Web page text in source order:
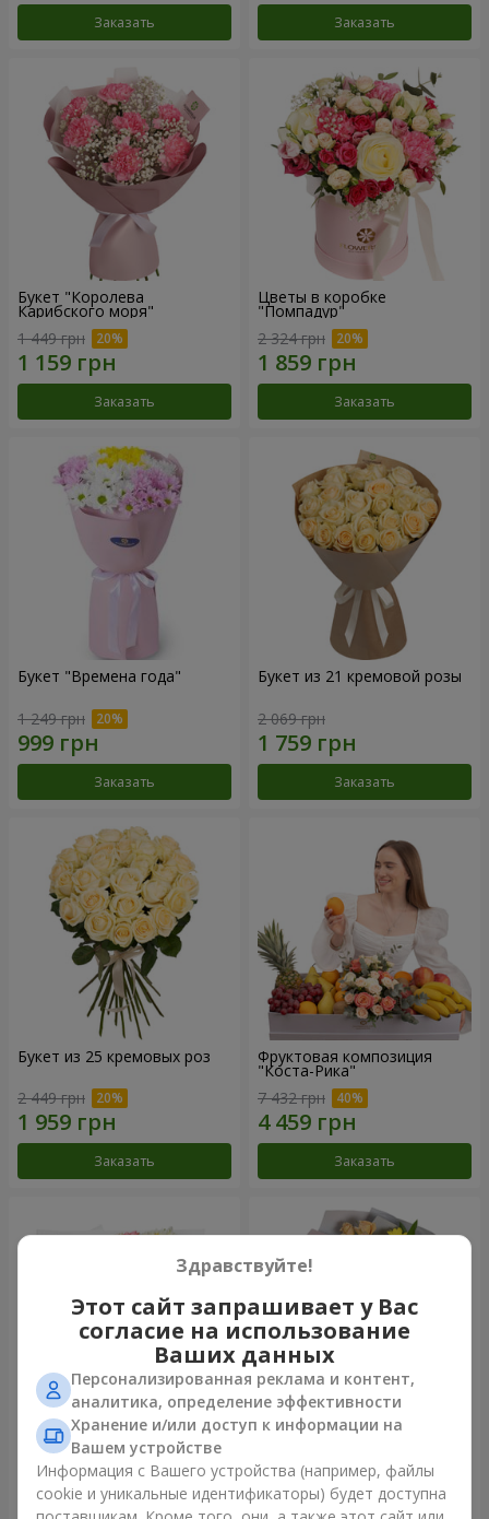
Заказать Заказать
Букет "Королева
Карибского моря"
1 449 грн
Заказать
Цветы в коробке
"Помпадур"
2 324 грн
Заказать
Букет "Времена года"
1 249 грн
Заказать
Букет из 21 кремовой розы
2 069 грн
Заказать
Букет из 25 кремовых роз
2 449 грн
Заказать
Фруктовая композиция
"Коста-Рика"
7 432 грн
Заказать
Букет "Крещатик"
4 427 грн
Букет "Мы и лето"
1 732 грн
Здравствуйте!
Этот сайт запрашивает у Вас
согласие на использование
Ваших данных
Персонализированная реклама и контент,
аналитика, определение эффективности
Хранение и/или доступ к информации на
Вашем устройстве
Информация с Вашего устройства (например, файлы
cookie и уникальные идентификаторы) будет доступна